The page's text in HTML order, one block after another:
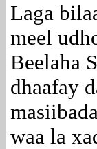
Laga
meel
Beelaha
dhaafay
waa la